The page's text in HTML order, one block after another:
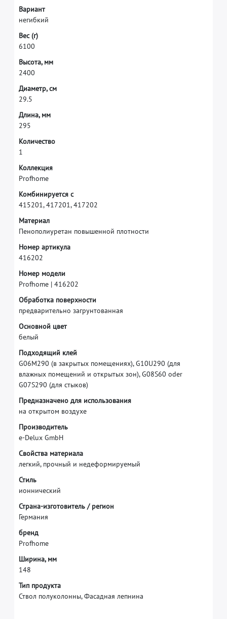
Вариант
негибкий
Вес (г)
6100
Высота, мм
2400
Диаметр, см
29.5
Длина, мм
295
Количество
1
Коллекция
Profhome
Комбинируется с
415201, 417201, 417202
Материал
Пенополиуретан повышенной плотности
Номер артикула
416202
Номер модели
Profhome | 416202
Обработка поверхности
предварительно загрунтованная
Основной цвет
белый
Подходящий клей
G06M290 (в закрытых помещениях), G10U290 (для
влажных помещений и открытых зон), G08S60 oder
G07S290 (для стыков)
Предназначено для использования
на открытом воздухе
Производитель
e-Delux GmbH
Свойства материала
легкий, прочный и недеформируемый
Стиль
ионнический
Страна-изготовитель / регион
Германия
бренд
Profhome
Ширина, мм
148
Тип продукта
Ствол полуколонны, Фасадная лепнина